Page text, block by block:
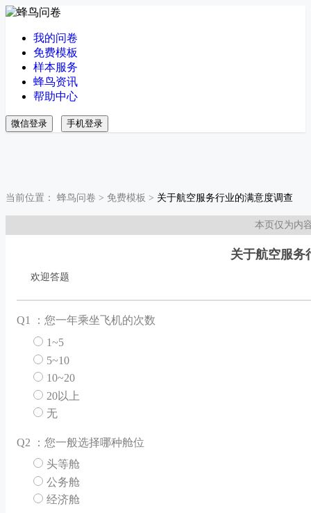
我的问卷
免费模板
样本服务
蜂鸟资讯
帮助中心
微信登录 手机登录
当前位置： 蜂鸟问卷 > 免费模板 > 关于航空服务行业的满意度调查
本页仅为内
关于航空服务
欢迎答题
Q1 ：您一年乘坐飞机的次数
1~5
5~10
10~20
20以上
无
Q2 ：您一般选择哪种舱位
头等舱
公务舱
经济舱